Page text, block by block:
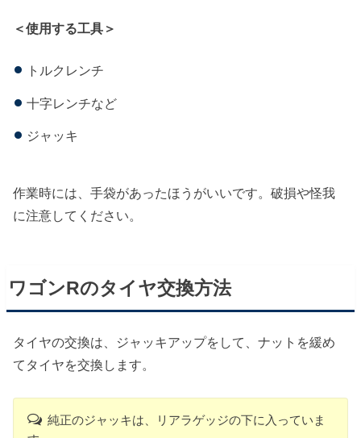
＜使用する工具＞
トルクレンチ
十字レンチなど
ジャッキ
作業時には、手袋があったほうがいいです。破損や怪我
に注意してください。
ワゴンRのタイヤ交換方法
タイヤの交換は、ジャッキアップをして、ナットを緩め
てタイヤを交換します。
純正のジャッキは、リアラゲッジの下に入っていま